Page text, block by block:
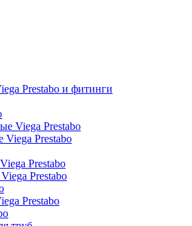
Prestabo и фитинги
Viega Prestabo
Prestabo
Prestabo
Prestabo
Prestabo